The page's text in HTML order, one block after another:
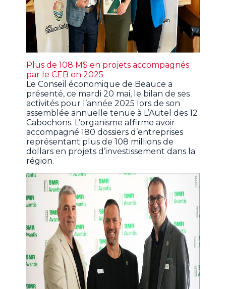
Plus de 108 M$ en projets accompagnés
par le CEB en 2025
Le Conseil économique de Beauce a
présenté, ce mardi 20 mai, le bilan de ses
activités pour l’année 2025 lors de son
assemblée annuelle tenue à L’Autel des 12
Cabochons. L’organisme affirme avoir
accompagné 180 dossiers d’entreprises
représentant plus de 108 millions de
dollars en projets d’investissement dans la
région.